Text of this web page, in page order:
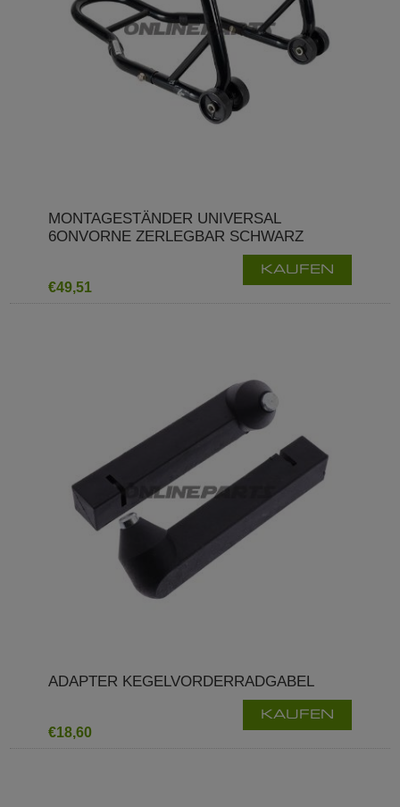
MONTAGESTÄNDER UNIVERSAL
6ONVORNE ZERLEGBAR SCHWARZ
€49,51
KAUFEN
ADAPTER KEGELVORDERRADGABEL
€18,60
KAUFEN